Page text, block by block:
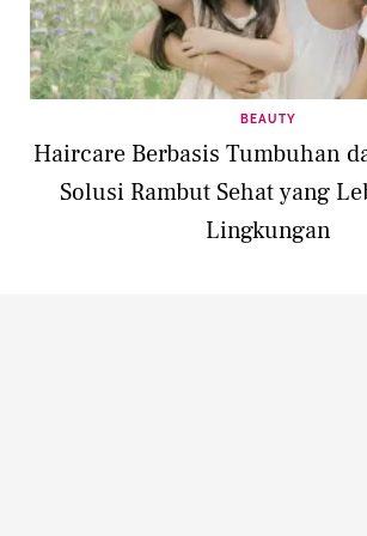
BEAUTY
Haircare Berbasis Tumbuhan
Solusi Rambut Sehat yang
Lingkungan